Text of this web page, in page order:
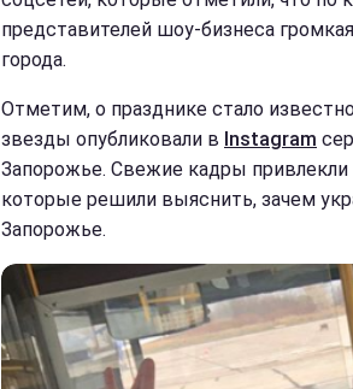
представителей шоу-бизнеса
города.
Отметим, о празднике стало
звезды опубликовали в Instagram
Запорожье. Свежие кадры привлекли
которые решили выяснить, зачем
Запорожье.